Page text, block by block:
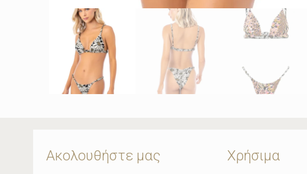
Ακολουθήστε μας Χρήσιμα